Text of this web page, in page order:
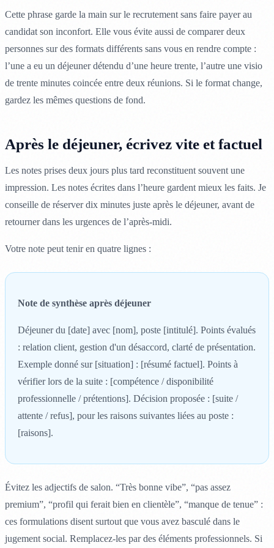
Cette phrase garde la main sur le recrutement sans faire payer au
candidat son inconfort. Elle vous évite aussi de comparer deux
personnes sur des formats différents sans vous en rendre compte :
l’une a eu un déjeuner détendu d’une heure trente, l’autre une visio
de trente minutes coincée entre deux réunions. Si le format change,
gardez les mêmes questions de fond.
Après le déjeuner, écrivez vite et factuel
Les notes prises deux jours plus tard reconstituent souvent une
impression. Les notes écrites dans l’heure gardent mieux les faits. Je
conseille de réserver dix minutes juste après le déjeuner, avant de
retourner dans les urgences de l’après-midi.
Votre note peut tenir en quatre lignes :
Note de synthèse après déjeuner
Déjeuner du [date] avec [nom], poste [intitulé]. Points évalués
: relation client, gestion d'un désaccord, clarté de présentation.
Exemple donné sur [situation] : [résumé factuel]. Points à
vérifier lors de la suite : [compétence / disponibilité
professionnelle / prétentions]. Décision proposée : [suite /
attente / refus], pour les raisons suivantes liées au poste :
[raisons].
Évitez les adjectifs de salon. “Très bonne vibe”, “pas assez
premium”, “profil qui ferait bien en clientèle”, “manque de tenue” :
ces formulations disent surtout que vous avez basculé dans le
jugement social. Remplacez-les par des éléments professionnels. Si